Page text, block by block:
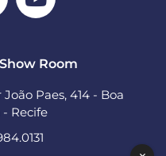
Room
Paes, 414 - Boa
Recife